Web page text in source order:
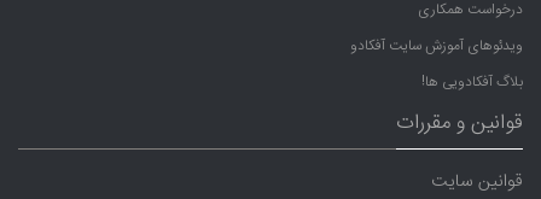
درخواست همکاری
ویدئوهای آموزش سایت آفکادو
بلاگ آفکادویی ها!
قوانین و مقررات
قوانین سایت